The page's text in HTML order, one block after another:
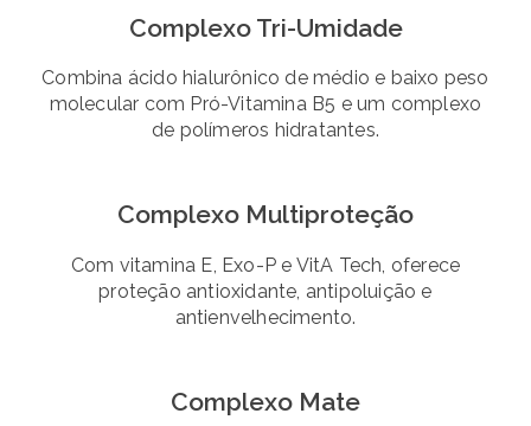
Complexo Tri-Umidade
Combina ácido hialurônico de médio e baixo peso
molecular com Pró-Vitamina B5 e um complexo
de polímeros hidratantes.
Complexo Multiproteção
Com vitamina E, Exo-P e VitA Tech, oferece
proteção antioxidante, antipoluição e
antienvelhecimento.
Complexo Mate